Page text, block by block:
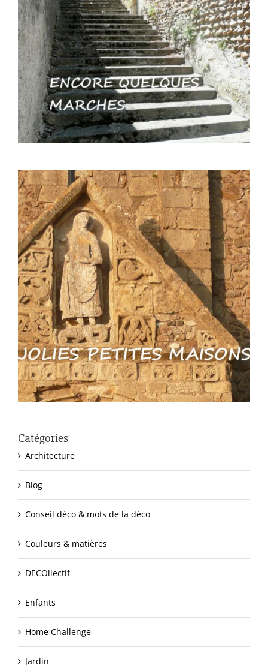
Catégories
Architecture
Blog
Conseil déco & mots de la déco
Couleurs & matières
DECOllectif
Enfants
Home Challenge
Jardin